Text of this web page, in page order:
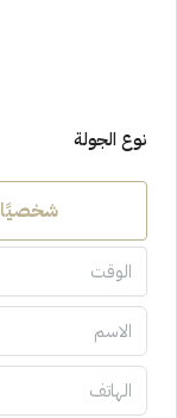
نوع الجولة
شخصيًا
الوقت